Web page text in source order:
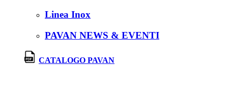
Linea Inox
PAVAN NEWS & EVENTI
CATALOGO PAVAN